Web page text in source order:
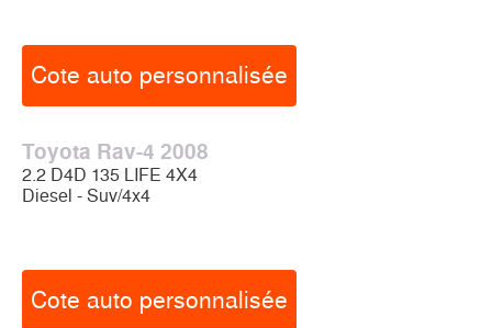
Cote auto personnalisée
Toyota Rav-4 2008
2.2 D4D 135 LIFE 4X4
Diesel - Suv/4x4
Cote auto personnalisée